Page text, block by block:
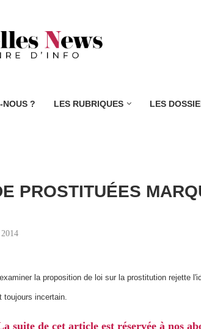
NOUS ? LES RUBRIQUES LES
PROSTITUÉES
la proposition de loi sur la prostitution rejette
toujours incertain.
suite de cet article est réservée à nos